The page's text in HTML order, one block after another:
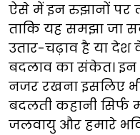
ऐसे में इन रुझानों पर
ताकि यह समझा जा
उतार-चढ़ाव है या
बदलाव का संकेत। इन
नजर रखना इसलिए
बदलती कहानी सिर्फ
जलवायु और हमारे